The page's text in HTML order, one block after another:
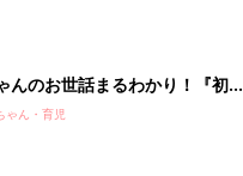
んのお世話まるわかり！『初め
よこクラブ 夏号』〈巻頭大特
ゃん・育児